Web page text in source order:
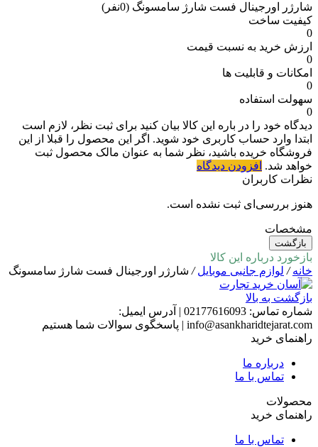
شارژر اورجینال فست شارژ سامسونگ (0نفر)
کیفیت ساخت
0
ارزش خرید به نسبت قیمت
0
امکانات و قابلیت ها
0
سهولت استفاده
0
دیدگاه خود را در باره این کالا بیان کنید برای ثبت نظر، لازم است
ابتدا وارد حساب کاربری خود شوید. اگر این محصول را قبلا از این
فروشگاه خریده باشید، نظر شما به عنوان مالک محصول ثبت
خواهد شد. افزودن دیدگاه
نظرات کاربران
هنوز بررسی‌ای ثبت نشده است.
مشخصات
بازگشت
بازخورد درباره این کالا
خانه/ لوازم جانبی موبایل/ شارژر اورجینال فست شارژ سامسونگ
بازگشت به بالا
شماره تماس: 02177616093
| آدرس ایمیل:
info@asankharidtejarat.com
| پاسخگوی سوالات شما هستیم
راهنمای خرید
درباره ما
تماس با ما
محصولات
راهنمای خرید
تماس با ما